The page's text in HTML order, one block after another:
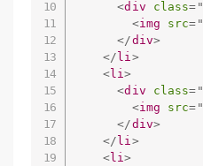
<div class= "
<img src= "
</div>
</ li >
<li>
<div class= "
<img src= "
</div>
</ li >
<li>